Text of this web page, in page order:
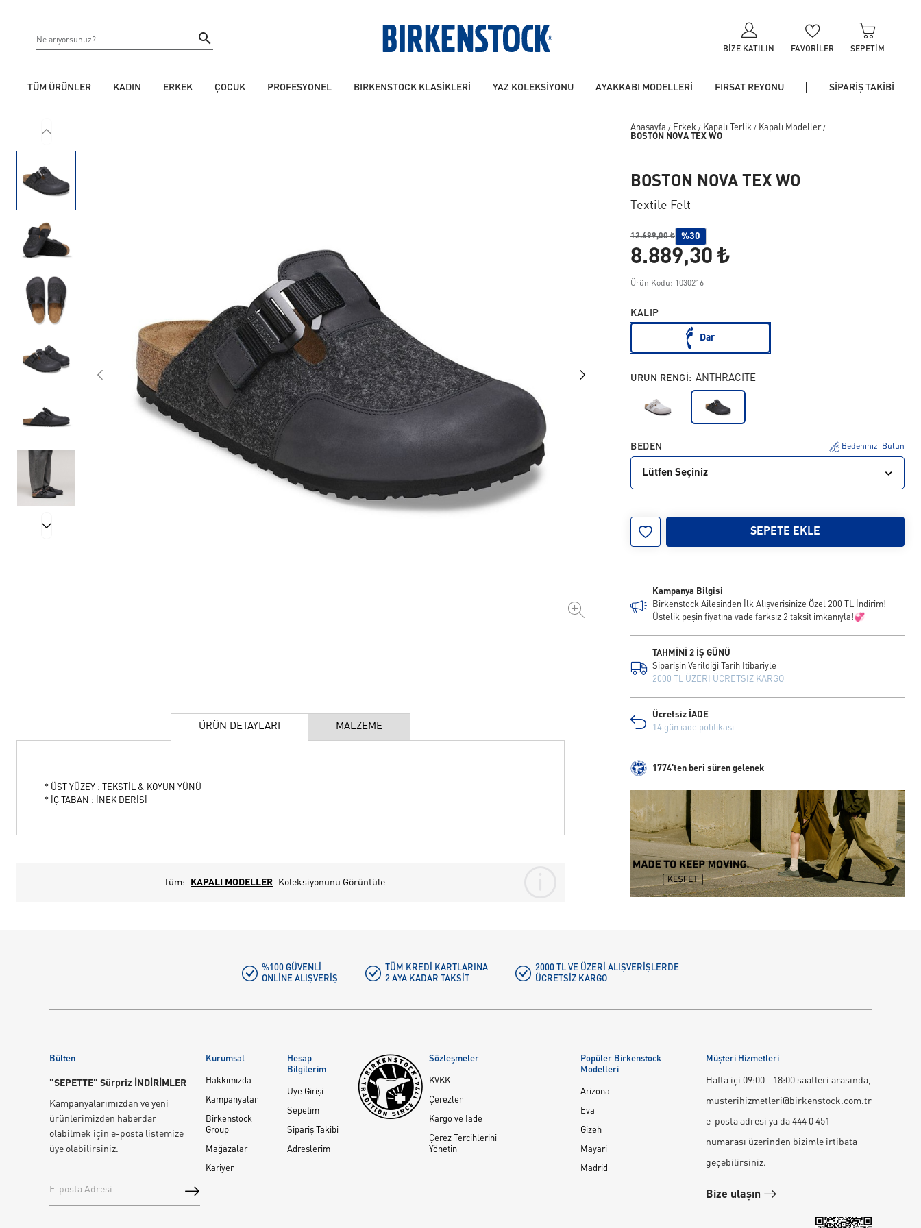
BIZE KATILIN FAVORILER SEPETIM
TÜM ÜRÜNLER KADIN ERKEK ÇOCUK PROFESYONEL BIRKENSTOCK KLASİKLERİ YAZ KOLEKSİYONU AYAKKABI MODELLERİ FIRSAT REYONU SİPARİŞ TAKİBİ
ÜRÜN DETAYLARI MALZEME
* ÜST YÜZEY : TEKSTİL & KOYUN YÜNÜ
* İÇ TABAN : İNEK DERİSİ
Tüm: KAPALI MODELLER Koleksiyonunu Görüntüle
Anasayfa / Erkek / Kapalı Terlik / Kapalı Modeller /
BOSTON NOVA TEX WO
BOSTON NOVA TEX WO
Textile Felt
12.699,00 ₺ %30
8.889,30 ₺
Ürün Kodu: 1030216
KALIP
Dar
URUN RENGI: ANTHRACITE
BEDEN Bedeninizi Bulun
Lütfen Seçiniz
SEPETE EKLE
Kampanya Bilgisi
Birkenstock Ailesinden İlk Alışverişinize Özel 200 TL İndirim!
Üstelik peşin fiyatına vade farksız 2 taksit imkanıyla!💞
TAHMİNİ 2 İŞ GÜNÜ
Siparişin Verildiği Tarih İtibariyle
2000 TL ÜZERİ ÜCRETSİZ KARGO
Ücretsiz İADE
14 gün iade politikası
1774'ten beri süren gelenek
%100 GÜVENLI
ONLINE ALIŞVERIŞ
TÜM KREDI KARTLARINA
2 AYA KADAR TAKSIT
2000 TL VE ÜZERİ ALIŞVERİŞLERDE
ÜCRETSIZ KARGO
Bülten
"SEPETTE" Sürpriz İNDİRİMLER
Kampanyalarımızdan ve yeni
ürünlerimizden haberdar
olabilmek için e-posta listemize
üye olabilirsiniz.
Kurumsal
Hakkımızda
Kampanyalar
Birkenstock
Group
Mağazalar
Kariyer
Hesap
Bilgilerim
Üye Girişi
Sepetim
Sipariş Takibi
Adreslerim
Sözleşmeler
KVKK
Çerezler
Kargo ve İade
Çerez Tercihlerini
Yönetin
Popüler Birkenstock
Modelleri
Arizona
Eva
Gizeh
Mayari
Madrid
Müşteri Hizmetleri
Hafta içi 09:00 - 18:00 saatleri arasında,
musterihizmetleri@birkenstock.com.tr
e-posta adresi ya da 444 0 451
numarası üzerinden bizimle irtibata
geçebilirsiniz.
Bize ulaşın